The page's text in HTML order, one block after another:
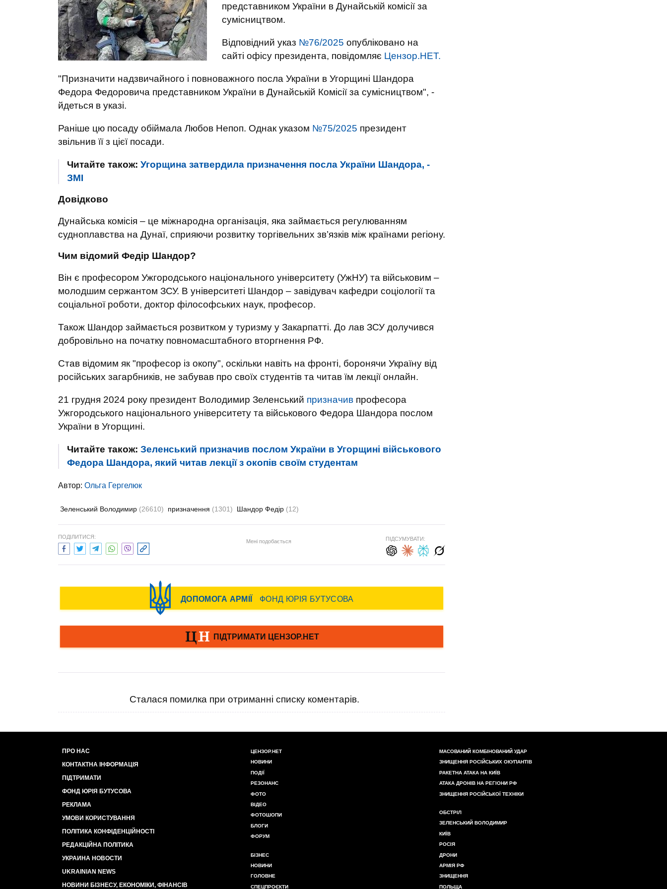
представником України в Дунайській комісії за
сумісництвом.
Відповідний указ №76/2025 опубліковано на
сайті офісу президента, повідомляє Цензор.НЕТ.
"Призначити надзвичайного і повноважного посла України в Угорщині Шандора
Федора Федоровича представником України в Дунайській Комісії за сумісництвом", -
йдеться в указі.
Раніше цю посаду обіймала Любов Непоп. Однак указом №75/2025 президент
звільнив її з цієї посади.
Читайте також: Угорщина затвердила призначення посла України Шандора, -
ЗМІ
Довідково
Дунайська комісія – це міжнародна організація, яка займається регулюванням
судноплавства на Дунаї, сприяючи розвитку торгівельних зв’язків між країнами регіону.
Чим відомий Федір Шандор?
Він є професором Ужгородського національного університету (УжНУ) та військовим –
молодшим сержантом ЗСУ. В університеті Шандор – завідувач кафедри соціології та
соціальної роботи, доктор філософських наук, професор.
Також Шандор займається розвитком у туризму у Закарпатті. До лав ЗСУ долучився
добровільно на початку повномасштабного вторгнення РФ.
Став відомим як "професор із окопу", оскільки навіть на фронті, боронячи Україну від
російських загарбників, не забував про своїх студентів та читав їм лекції онлайн.
21 грудня 2024 року президент Володимир Зеленський призначив професора
Ужгородського національного університету та військового Федора Шандора послом
України в Угорщині.
Читайте також: Зеленський призначив послом України в Угорщині військового
Федора Шандора, який читав лекції з окопів своїм студентам
Автор: Ольга Гергелюк
Зеленський Володимир (26610) призначення (1301) Шандор Федір (12)
ПОДІЛИТИСЯ:
Мені подобається ПІДСУМУВАТИ:
Сталася помилка при отриманні списку коментарів.
ПРО НАС
КОНТАКТНА ІНФОРМАЦІЯ
ПІДТРИМАТИ
ФОНД ЮРІЯ БУТУСОВА
РЕКЛАМА
УМОВИ КОРИСТУВАННЯ
ПОЛІТИКА КОНФІДЕНЦІЙНОСТІ
РЕДАКЦІЙНА ПОЛІТИКА
УКРАИНА НОВОСТИ
UKRAINIAN NEWS
НОВИНИ БІЗНЕСУ, ЕКОНОМІКИ, ФІНАНСІВ
ЦЕНЗОР.НЕТ
НОВИНИ
ПОДІЇ
РЕЗОНАНС
ФОТО
ВІДЕО
ФОТОШОПИ
БЛОГИ
ФОРУМ
БІЗНЕС
НОВИНИ
ГОЛОВНЕ
СПЕЦПРОЄКТИ
МАСОВАНИЙ КОМБІНОВАНИЙ УДАР
ЗНИЩЕННЯ РОСІЙСЬКИХ ОКУПАНТІВ
РАКЕТНА АТАКА НА КИЇВ
АТАКА ДРОНІВ НА РЕГІОНИ РФ
ЗНИЩЕННЯ РОСІЙСЬКОЇ ТЕХНІКИ
ОБСТРІЛ
ЗЕЛЕНСЬКИЙ ВОЛОДИМИР
КИЇВ
РОСІЯ
ДРОНИ
АРМІЯ РФ
ЗНИЩЕННЯ
ПОЛЬЩА